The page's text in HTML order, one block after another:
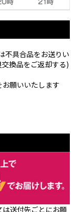
不具合品をお送りい
換品をご返却する)
願いいたします
送付先ごとにお願